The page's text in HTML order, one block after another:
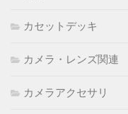
カセットデッキ
カメラ・レンズ関連
カメラアクセサリ